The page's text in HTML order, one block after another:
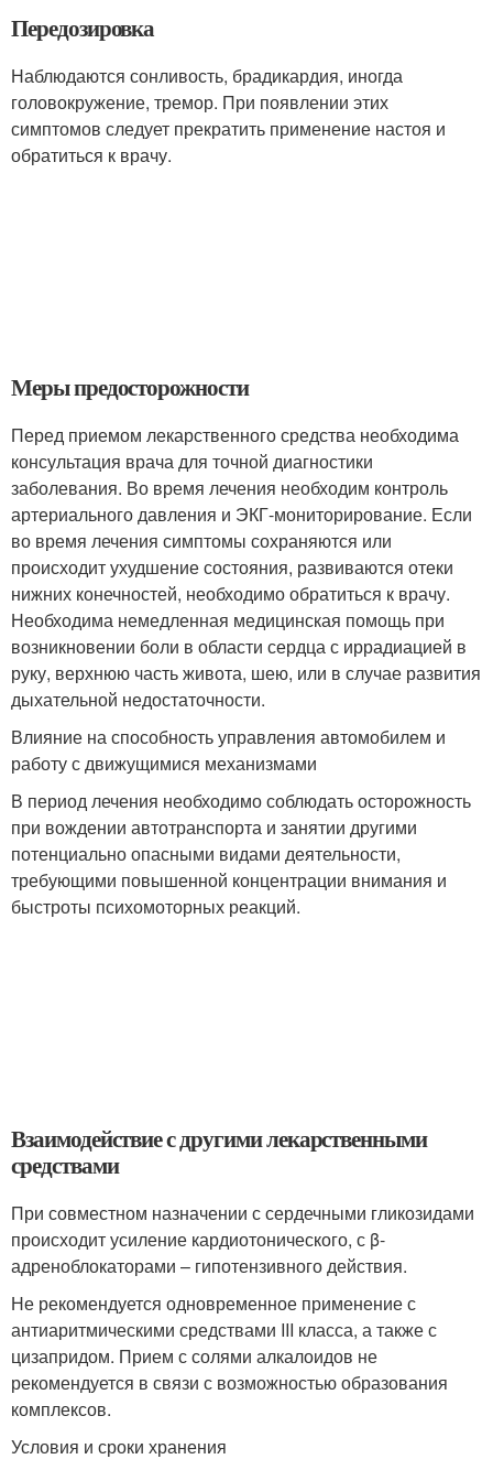
Передозировка
Наблюдаются сонливость, брадикардия, иногда
головокружение, тремор. При появлении этих
симптомов следует прекратить применение настоя и
обратиться к врачу.
Меры предосторожности
Перед приемом лекарственного средства необходима
консультация врача для точной диагностики
заболевания. Во время лечения необходим контроль
артериального давления и ЭКГ-мониторирование. Если
во время лечения симптомы сохраняются или
происходит ухудшение состояния, развиваются отеки
нижних конечностей, необходимо обратиться к врачу.
Необходима немедленная медицинская помощь при
возникновении боли в области сердца с иррадиацией в
руку, верхнюю часть живота, шею, или в случае развития
дыхательной недостаточности.
Влияние на способность управления автомобилем и
работу с движущимися механизмами
В период лечения необходимо соблюдать осторожность
при вождении автотранспорта и занятии другими
потенциально опасными видами деятельности,
требующими повышенной концентрации внимания и
быстроты психомоторных реакций.
Взаимодействие с другими лекарственными
средствами
При совместном назначении с сердечными гликозидами
происходит усиление кардиотонического, с β-
адреноблокаторами – гипотензивного действия.
Не рекомендуется одновременное применение с
антиаритмическими средствами III класса, а также с
цизапридом. Прием с солями алкалоидов не
рекомендуется в связи с возможностью образования
комплексов.
Условия и сроки хранения